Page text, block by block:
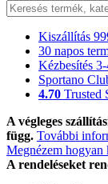
Kiszállítás
30 napos
Kézbesítés
Sportano
4.70 Trusted
A végleges
függ. További
Megnézem hogyan
A rendeléseket